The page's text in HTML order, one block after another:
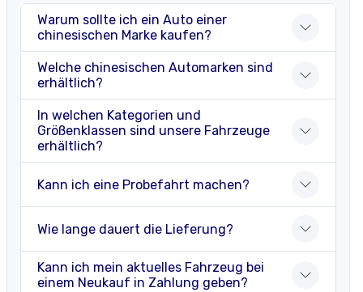
Warum sollte ich ein Auto einer
chinesischen Marke kaufen?
Welche chinesischen Automarken sind
erhältlich?
In welchen Kategorien und
Größenklassen sind unsere Fahrzeuge
erhältlich?
Kann ich eine Probefahrt machen?
Wie lange dauert die Lieferung?
Kann ich mein aktuelles Fahrzeug bei
einem Neukauf in Zahlung geben?